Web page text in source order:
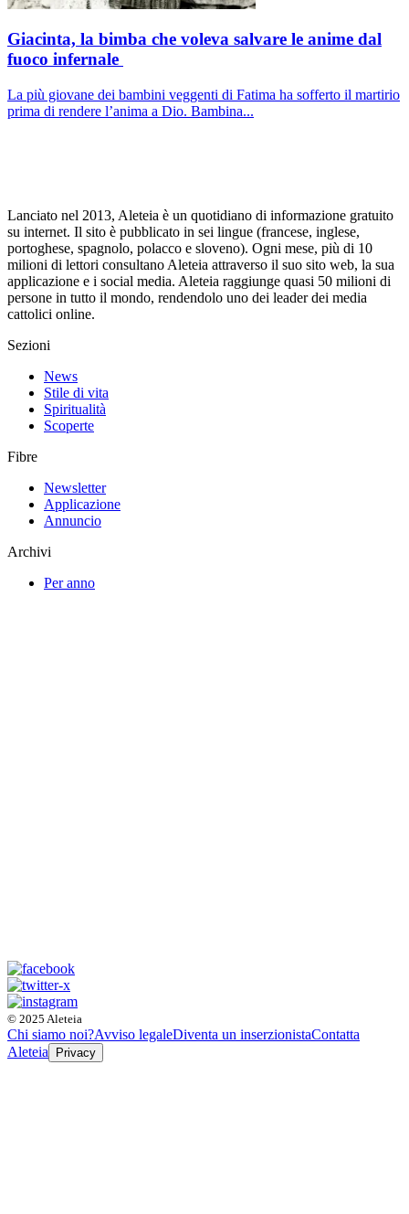
Giacinta, la bimba che voleva salvare le anime dal
fuoco infernale
La più giovane dei bambini veggenti di Fatima ha sofferto il martirio
prima di rendere l’anima a Dio. Bambina...
Lanciato nel 2013, Aleteia è un quotidiano di informazione gratuito
su internet. Il sito è pubblicato in sei lingue (francese, inglese,
portoghese, spagnolo, polacco e sloveno). Ogni mese, più di 10
milioni di lettori consultano Aleteia attraverso il suo sito web, la sua
applicazione e i social media. Aleteia raggiunge quasi 50 milioni di
persone in tutto il mondo, rendendolo uno dei leader dei media
cattolici online.
Sezioni
News
Stile di vita
Spiritualità
Scoperte
Fibre
Newsletter
Applicazione
Annuncio
Archivi
Per anno
© 2025 Aleteia
Chi siamo noi?Avviso legaleDiventa un inserzionistaContatta
Aleteia
Privacy